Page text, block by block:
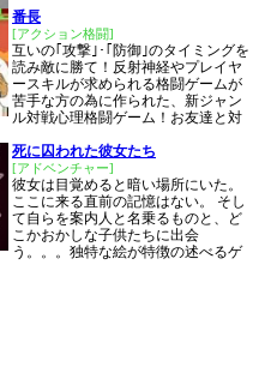
番長
[アクション格闘]
互いの｢攻撃｣･｢防御｣のタイミングを
読み敵に勝て！反射神経やプレイヤ
ースキルが求められる格闘ゲームが
苦手な方の為に作られた、新ジャン
ル対戦心理格闘ゲーム！お友達と対
死に囚われた彼女たち
[アドベンチャー]
彼女は目覚めると暗い場所にいた。
ここに来る直前の記憶はない。 そし
て自らを案内人と名乗るものと、ど
こかおかしな子供たちに出会
う。。。独特な絵が特徴の述べるゲ